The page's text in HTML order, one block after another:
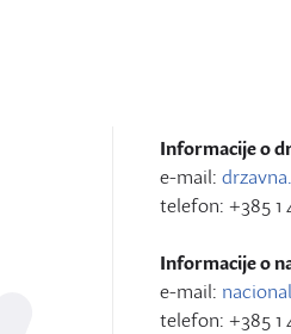
Informacije o
e-mail:
telefon: +385 1
Informacije o
e-mail:
telefon: +385 1